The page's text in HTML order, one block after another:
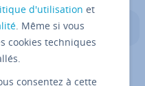
», vous pouvez
et de nouveaux
d'utilisation et
. Même si vous
cookies techniques
consentez à cette